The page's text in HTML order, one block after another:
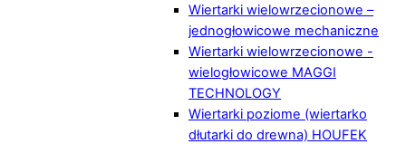
Wiertarki wielowrzecionowe –
jednogłowicowe mechaniczne
Wiertarki wielowrzecionowe -
wielogłowicowe MAGGI
TECHNOLOGY
Wiertarki poziome (wiertarko
dłutarki do drewna) HOUFEK